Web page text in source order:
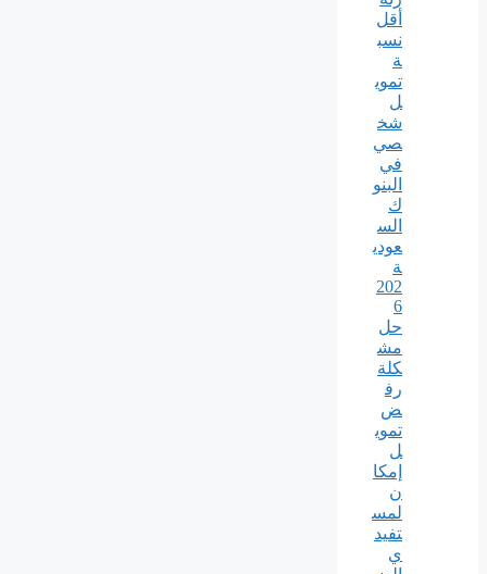
أقل
نسب
ة
تموي
ل
شخ
صي
في
البنو
ك
الس
عودي
ة
202
6
حل
مش
كلة
رف
ض
تموي
ل
إمكا
ن
لمس
تفيد
ي